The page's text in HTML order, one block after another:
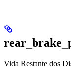
Vida Restante dos